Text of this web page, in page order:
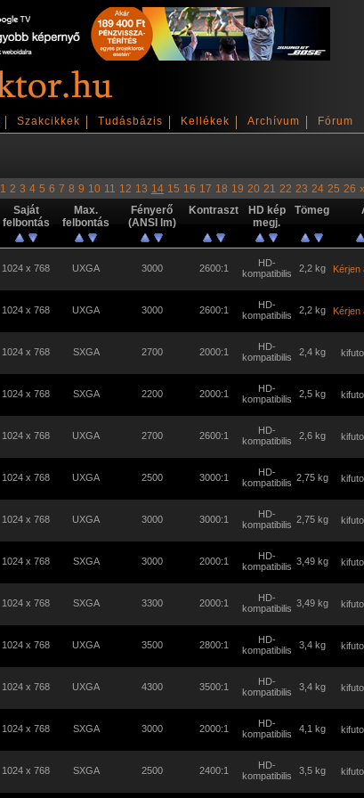
Szakcikkek Tudásbázis Kellékek Archívum Fórum
1 2 3 4 5 6 7 8 9 10 11 12 13 14 15 16 17 18 19 20 21 22 23 24 25 26
Saját
felbontás
Max.
felbontás
Fényerő
(ANSI lm)
Kontraszt
HD kép
megj.
Tömeg
1024 x 768 UXGA 3000 2600:1
HD-
kompatibilis
2,2 kg Kérjen
1024 x 768 UXGA 3000 2600:1
HD-
kompatibilis
2,2 kg Kérjen
1024 x 768 SXGA 2700 2000:1
HD-
kompatibilis
2,4 kg
1024 x 768 SXGA 2200 2000:1
HD-
kompatibilis
2,5 kg
1024 x 768 UXGA 2700 2600:1
HD-
kompatibilis
2,6 kg
1024 x 768 UXGA 2500 3000:1
HD-
kompatibilis 2,75 kg
1024 x 768 UXGA 3000 3000:1
HD-
kompatibilis 2,75 kg
1024 x 768 SXGA 3000 2000:1
HD-
kompatibilis 3,49 kg
1024 x 768 SXGA 3300 2000:1
HD-
kompatibilis 3,49 kg
1024 x 768 UXGA 3500 2800:1
HD-
kompatibilis
3,4 kg
1024 x 768 UXGA 4300 3500:1
HD-
kompatibilis
3,4 kg
1024 x 768 SXGA 3000 2000:1
HD-
kompatibilis
4,1 kg
1024 x 768 SXGA 2500 2400:1
HD-
kompatibilis
3,5 kg